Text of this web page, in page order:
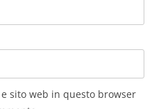
sito web in questo browser